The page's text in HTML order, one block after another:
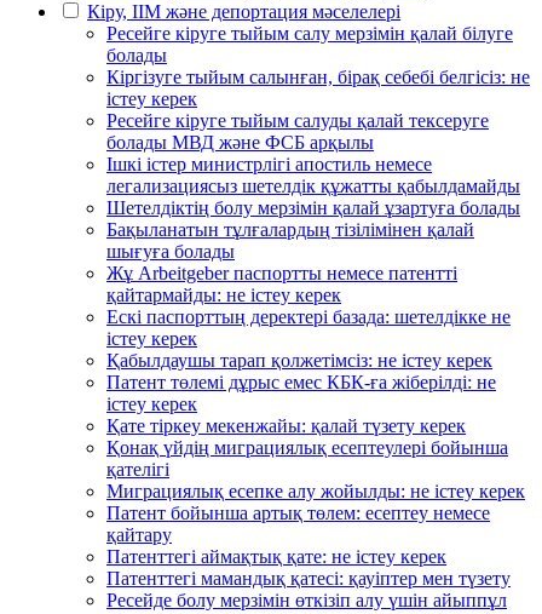
Кіру, ІІМ және депортация мәселелері
Ресейге кіруге тыйым салу мерзімін қалай білуге
болады
Кіргізуге тыйым салынған, бірақ себебі белгісіз: не
істеу керек
Ресейге кіруге тыйым салуды қалай тексеруге
болады МВД және ФСБ арқылы
Ішкі істер министрлігі апостиль немесе
легализациясыз шетелдік құжатты қабылдамайды
Шетелдіктің болу мерзімін қалай ұзартуға болады
Бақыланатын тұлғалардың тізілімінен қалай
шығуға болады
Жұ Arbeitgeber паспортты немесе патентті
қайтармайды: не істеу керек
Ескі паспорттың деректері базада: шетелдікке не
істеу керек
Қабылдаушы тарап қолжетімсіз: не істеу керек
Патент төлемі дұрыс емес КБК-ға жіберілді: не
істеу керек
Қате тіркеу мекенжайы: қалай түзету керек
Қонақ үйдің миграциялық есептеулері бойынша
қателігі
Миграциялық есепке алу жойылды: не істеу керек
Патент бойынша артық төлем: есептеу немесе
қайтару
Патенттегі аймақтық қате: не істеу керек
Патенттегі мамандық қатесі: қауіптер мен түзету
Ресейде болу мерзімін өткізіп алу үшін айыппұл